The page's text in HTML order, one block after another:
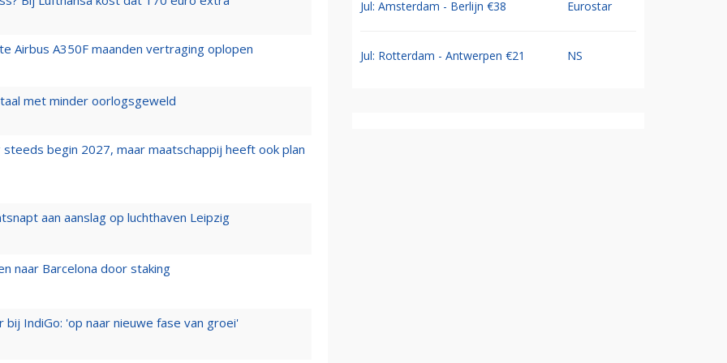
Airbus A350F maanden vertraging oplopen
met minder oorlogsgeweld
begin 2027, maar maatschappij heeft ook plan
aan aanslag op luchthaven Leipzig
naar Barcelona door staking
IndiGo: 'op naar nieuwe fase van groei'
Jul: Amsterdam - Berlijn €38 Eurostar
Jul: Rotterdam - Antwerpen €21 NS